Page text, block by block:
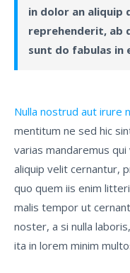
in dolor an aliquip
reprehenderit, ab
sunt do fabulas in
Nulla nostrud aut irure
mentitum ne sed hic
varias mandaremus
aliquip velit cernantur,
quo quem iis enim
malis tempor ut
noster, a si nulla
ita in lorem minim